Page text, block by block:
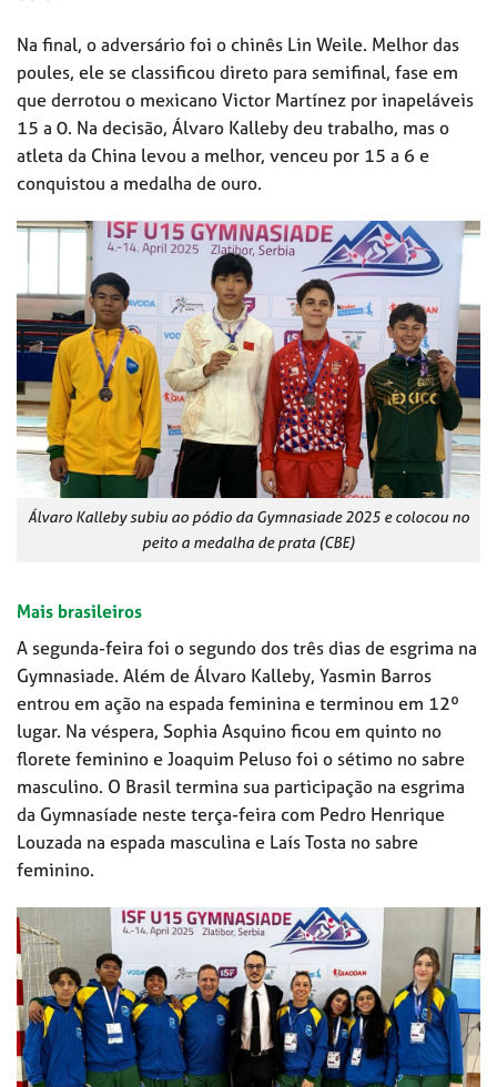
Na final, o adversário foi o chinês Lin Weile. Melhor das
poules, ele se classificou direto para semifinal, fase em
que derrotou o mexicano Victor Martínez por inapeláveis
15 a 0. Na decisão, Álvaro Kalleby deu trabalho, mas o
atleta da China levou a melhor, venceu por 15 a 6 e
conquistou a medalha de ouro.
Álvaro Kalleby subiu ao pódio da Gymnasiade 2025 e colocou no
peito a medalha de prata (CBE)
Mais brasileiros
A segunda-feira foi o segundo dos três dias de esgrima na
Gymnasiade. Além de Álvaro Kalleby, Yasmin Barros
entrou em ação na espada feminina e terminou em 12º
lugar. Na véspera, Sophia Asquino ficou em quinto no
florete feminino e Joaquim Peluso foi o sétimo no sabre
masculino. O Brasil termina sua participação na esgrima
da Gymnasíade neste terça-feira com Pedro Henrique
Louzada na espada masculina e Laís Tosta no sabre
feminino.